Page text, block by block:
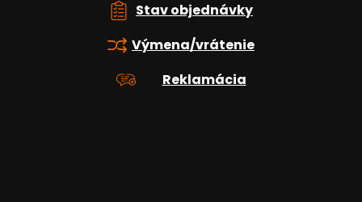
Stav objednávky
Výmena/vrátenie
Reklamácia